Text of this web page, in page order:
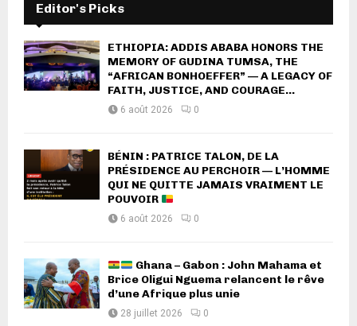
Editor's Picks
ETHIOPIA: ADDIS ABABA HONORS THE
MEMORY OF GUDINA TUMSA, THE
“AFRICAN BONHOEFFER” — A LEGACY OF
FAITH, JUSTICE, AND COURAGE...
6 août 2026 0
BÉNIN : PATRICE TALON, DE LA
PRÉSIDENCE AU PERCHOIR — L’HOMME
QUI NE QUITTE JAMAIS VRAIMENT LE
POUVOIR
6 août 2026 0
Ghana – Gabon : John Mahama et
Brice Oligui Nguema relancent le rêve
d’une Afrique plus unie
28 juillet 2026 0